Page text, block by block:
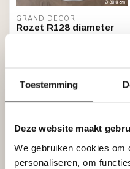
Toestemming
Deze website maakt
We gebruiken cookies om
personaliseren, om
GRAND DECOR
Rozet R128 diameter